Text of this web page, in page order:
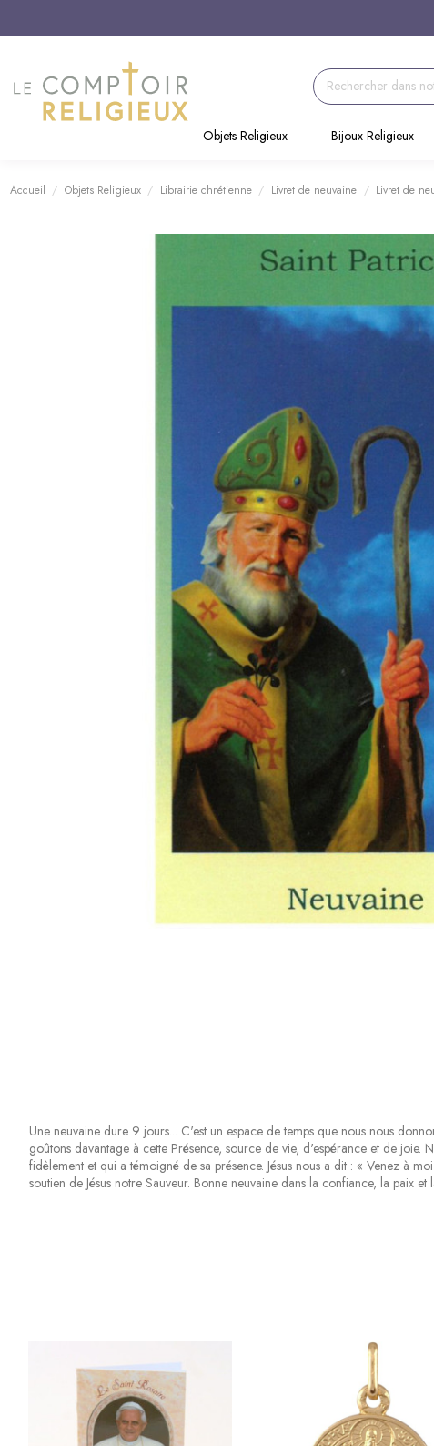
Objets Religieux
Bijoux Religieux
Accueil Objets Religieux Librairie chrétienne Livret de neuvaine Livret de
Une neuvaine dure 9 jours... C'est un espace de temps que nous nous
goûtons davantage à cette Présence, source de vie, d'espérance et de joie.
fidèlement et qui a témoigné de sa présence. Jésus nous a dit : « Venez à
soutien de Jésus notre Sauveur. Bonne neuvaine dans la confiance, la paix et